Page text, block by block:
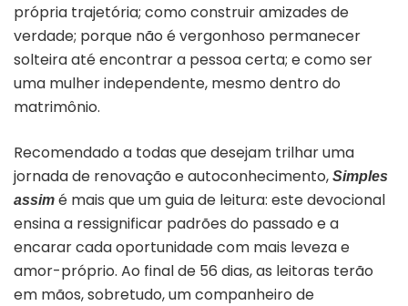
própria trajetória; como construir amizades de
verdade; porque não é vergonhoso permanecer
solteira até encontrar a pessoa certa; e como ser
uma mulher independente, mesmo dentro do
matrimônio.
Recomendado a todas que desejam trilhar uma
jornada de renovação e autoconhecimento, Simples
assim é mais que um guia de leitura: este devocional
ensina a ressignificar padrões do passado e a
encarar cada oportunidade com mais leveza e
amor-próprio. Ao final de 56 dias, as leitoras terão
em mãos, sobretudo, um companheiro de